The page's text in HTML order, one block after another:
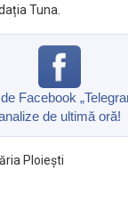
Tuna.
Facebook
de ultimă oră!
Ploiești